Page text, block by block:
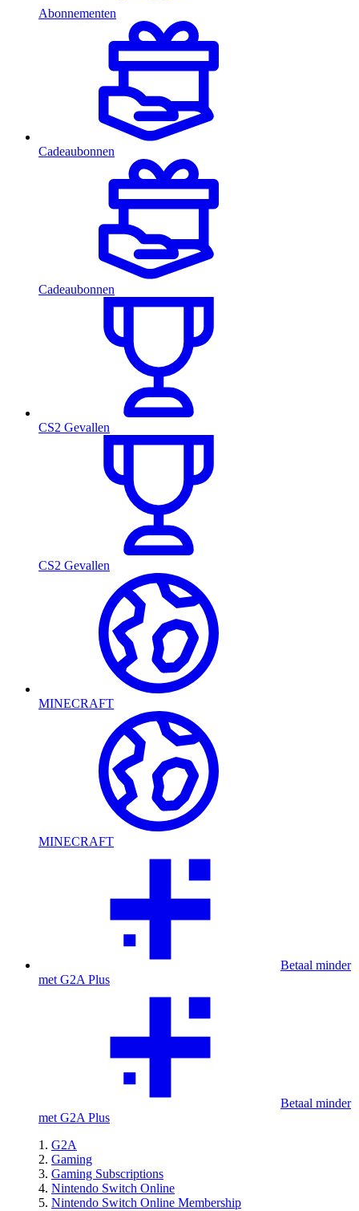
Abonnementen
Cadeaubonnen
Cadeaubonnen
CS2 Gevallen
CS2 Gevallen
MINECRAFT
MINECRAFT
Betaal minder
met G2A Plus
Betaal minder
met G2A Plus
G2A
Gaming
Gaming Subscriptions
Nintendo Switch Online
Nintendo Switch Online Membership